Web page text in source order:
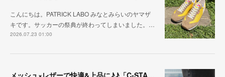
こんにちは。PATRICK LABO みなとみらいのヤマザ
キです。サッカーの祭典が終わってしまいました。…
2026.07.23 01:00